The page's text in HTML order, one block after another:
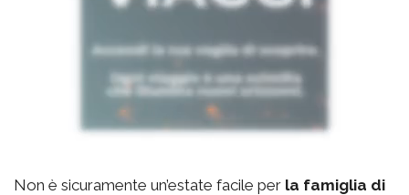
Non è sicuramente un’estate facile per la famiglia di